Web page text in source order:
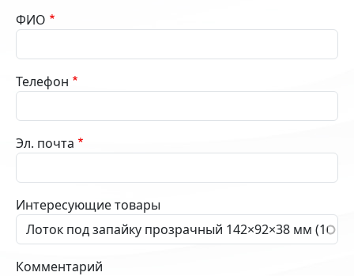
ФИО
Телефон
Эл. почта
Интересующие товары
Комментарий